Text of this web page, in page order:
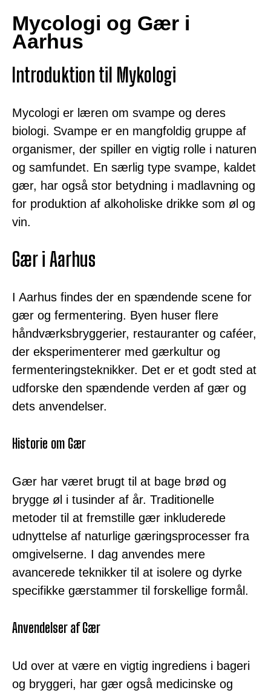
Mycologi og Gær i
Aarhus
Introduktion til Mykologi
Mycologi er læren om svampe og deres
biologi. Svampe er en mangfoldig gruppe af
organismer, der spiller en vigtig rolle i naturen
og samfundet. En særlig type svampe, kaldet
gær, har også stor betydning i madlavning og
for produktion af alkoholiske drikke som øl og
vin.
Gær i Aarhus
I Aarhus findes der en spændende scene for
gær og fermentering. Byen huser flere
håndværksbryggerier, restauranter og caféer,
der eksperimenterer med gærkultur og
fermenteringsteknikker. Det er et godt sted at
udforske den spændende verden af gær og
dets anvendelser.
Historie om Gær
Gær har været brugt til at bage brød og
brygge øl i tusinder af år. Traditionelle
metoder til at fremstille gær inkluderede
udnyttelse af naturlige gæringsprocesser fra
omgivelserne. I dag anvendes mere
avancerede teknikker til at isolere og dyrke
specifikke gærstammer til forskellige formål.
Anvendelser af Gær
Ud over at være en vigtig ingrediens i bageri
og bryggeri, har gær også medicinske og